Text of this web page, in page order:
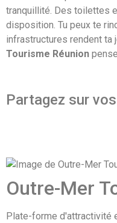
tranquillité. Des toilettes
disposition. Tu peux te
infrastructures rendent ta
Tourisme Réunion
Partagez sur
Outre-Mer
Plate-forme d'attractivité